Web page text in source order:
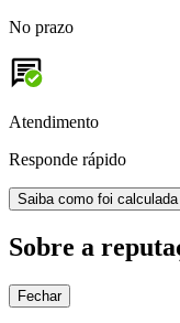
No prazo
Atendimento
Responde rápido
Saiba como foi
Sobre a
Fechar